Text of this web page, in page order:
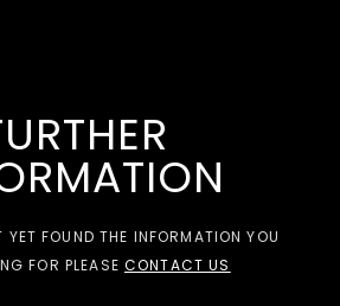
YET FOUND THE INFORMATION YOU
FOR PLEASE CONTACT US